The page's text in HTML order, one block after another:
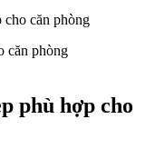
cho căn phòng
phù hợp cho